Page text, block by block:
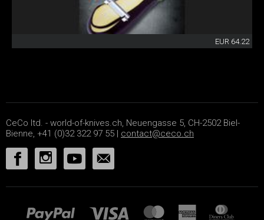
EUR 64.22
CeCo ltd. - world-of-knives.ch, Neuengasse 5, CH-2502 Biel-
Bienne, +41 (0)32 322 97 55 | contact@ceco.ch